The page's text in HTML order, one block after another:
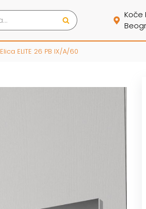
Koče
Elica ELITE 26 PB IX/A/60